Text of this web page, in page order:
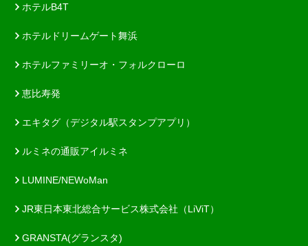
ホテルB4T
ホテルドリームゲート舞浜
ホテルファミリーオ・フォルクローロ
恵比寿発
エキタグ（デジタル駅スタンプアプリ）
ルミネの通販アイルミネ
LUMINE/NEWoMan
JR東日本東北総合サービス株式会社（LiViT）
GRANSTA(グランスタ)